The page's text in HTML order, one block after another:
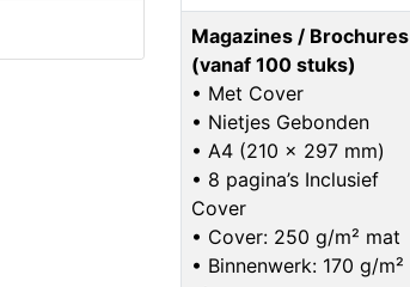
Magazines / Brochures
(vanaf 100 stuks)
• Met Cover
• Nietjes Gebonden
• A4 (210 x 297 mm)
• 8 pagina’s Inclusief
Cover
• Cover: 250 g/m² mat
• Binnenwerk: 170 g/m²